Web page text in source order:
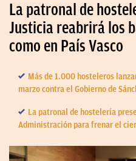
La patronal de
Justicia reabrirá los
como en País Vasco
Más de 1.000 hosteleros
marzo contra el Gobierno de
La patronal de hostelería
Administración para frenar el